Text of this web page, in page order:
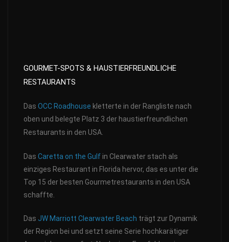
GOURMET-SPOTS & HAUSTIERFREUNDLICHE
RESTAURANTS
Das OCC Roadhouse kletterte in der Rangliste nach
oben und belegte Platz 3 der haustierfreundlichen
Restaurants in den USA.
Das Caretta on the Gulfin Clearwater stach als
einziges Restaurant in Florida hervor, das es unter die
Top 15 der besten Gourmetrestaurants in den USA
schaffte.
Das JW Marriott Clearwater Beach trägt zur Dynamik
der Region bei und setzt seine Serie hochkarätiger